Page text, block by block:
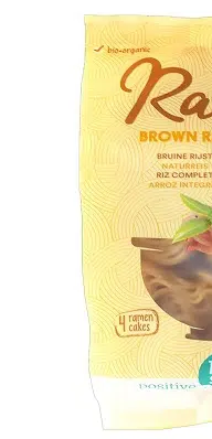
integral
gluten,
TERRASANA
cantidad